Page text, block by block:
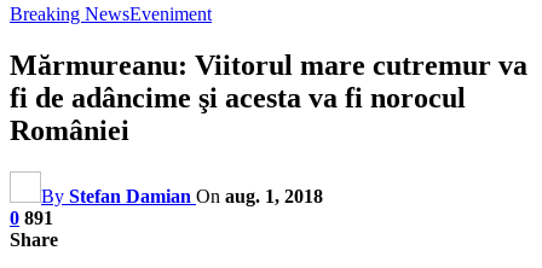
Breaking NewsEveniment
Mărmureanu: Viitorul mare cutremur va
fi de adâncime şi acesta va fi norocul
României
By Stefan Damian On aug. 1, 2018
0 891
Share